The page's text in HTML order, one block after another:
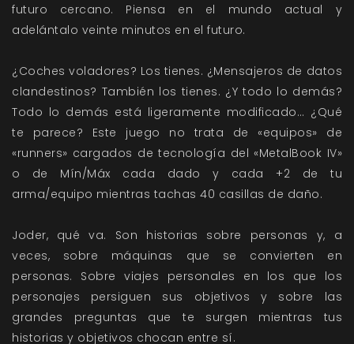
futuro cercano. Piensa en el mundo actual y
adelántalo veinte minutos en el futuro.
¿Coches voladores? Los tienes. ¿Mensajeros de datos
clandestinos? También los tienes. ¿Y todo lo demás?
Todo lo demás está ligeramente modificado… ¿Qué
te parece? Este juego no trata de «equipos» de
«runners» cargados de tecnología del «MetalBook IV»
o de Mín/Máx cada dado y cada +2 de tu
arma/equipo mientras tachas 40 casillas de daño.
Joder, qué va. Son historias sobre personas y, a
veces, sobre máquinas que se convierten en
personas. Sobre viajes personales en los que los
personajes persiguen sus objetivos y sobre las
grandes preguntas que te surgen mientras tus
historias y objetivos chocan entre sí.